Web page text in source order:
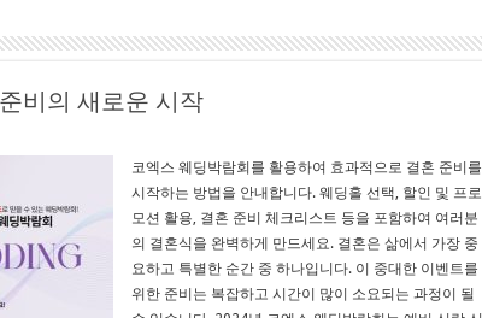
비의 새로운 시작
코엑스 웨딩박람회를 활용하여 효과적으로 결혼 준비를
시작하는 방법을 안내합니다. 웨딩홀 선택, 할인 및 프로
모션 활용, 결혼 준비 체크리스트 등을 포함하여 여러분
의 결혼식을 완벽하게 만드세요. 결혼은 삶에서 가장 중
요하고 특별한 순간 중 하나입니다. 이 중대한 이벤트를
위한 준비는 복잡하고 시간이 많이 소요되는 과정이 될